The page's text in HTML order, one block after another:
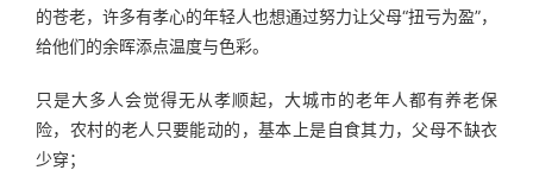
的苍老，许多有孝心的年轻人也想通过努力让父母“扭亏为盈”，
给他们的余晖添点温度与色彩。
只是大多人会觉得无从孝顺起，大城市的老年人都有养老保
险，农村的老人只要能动的，基本上是自食其力，父母不缺衣
少穿；